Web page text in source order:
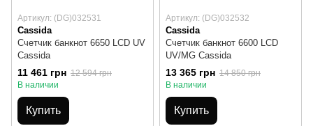
Артикул: (DG)032531
Cassida
Счетчик банкнот 6650 LCD UV
Cassida
11 461 грн 12 594 грн
В наличии
Купить
Артикул: (DG)032532
Cassida
Счетчик банкнот 6600 LCD
UV/MG Cassida
13 365 грн 14 850 грн
В наличии
Купить